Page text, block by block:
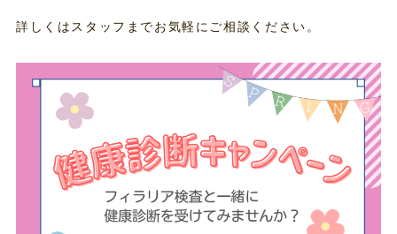
詳しくはスタッフまでお気軽にご相談ください。